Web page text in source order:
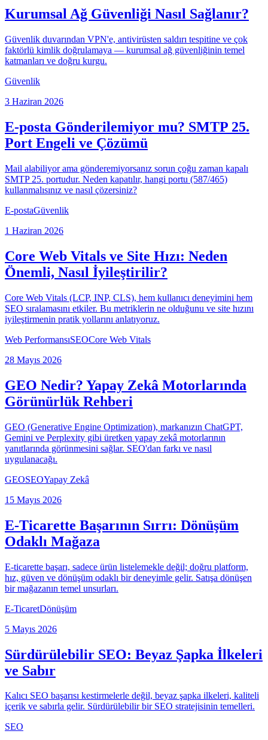
Kurumsal Ağ Güvenliği Nasıl Sağlanır?
Güvenlik duvarından VPN'e, antivirüsten saldırı tespitine ve çok
faktörlü kimlik doğrulamaya — kurumsal ağ güvenliğinin temel
katmanları ve doğru kurgu.
Güvenlik
3 Haziran 2026
E-posta Gönderilemiyor mu? SMTP 25.
Port Engeli ve Çözümü
Mail alabiliyor ama gönderemiyorsanız sorun çoğu zaman kapalı
SMTP 25. portudur. Neden kapatılır, hangi portu (587/465)
kullanmalısınız ve nasıl çözersiniz?
E-postaGüvenlik
1 Haziran 2026
Core Web Vitals ve Site Hızı: Neden
Önemli, Nasıl İyileştirilir?
Core Web Vitals (LCP, INP, CLS), hem kullanıcı deneyimini hem
SEO sıralamasını etkiler. Bu metriklerin ne olduğunu ve site hızını
iyileştirmenin pratik yollarını anlatıyoruz.
Web PerformansıSEOCore Web Vitals
28 Mayıs 2026
GEO Nedir? Yapay Zekâ Motorlarında
Görünürlük Rehberi
GEO (Generative Engine Optimization), markanızın ChatGPT,
Gemini ve Perplexity gibi üretken yapay zekâ motorlarının
yanıtlarında görünmesini sağlar. SEO'dan farkı ve nasıl
uygulanacağı.
GEOSEOYapay Zekâ
15 Mayıs 2026
E-Ticarette Başarının Sırrı: Dönüşüm
Odaklı Mağaza
E-ticarette başarı, sadece ürün listelemekle değil; doğru platform,
hız, güven ve dönüşüm odaklı bir deneyimle gelir. Satışa dönüşen
bir mağazanın temel unsurları.
E-TicaretDönüşüm
5 Mayıs 2026
Sürdürülebilir SEO: Beyaz Şapka İlkeleri
ve Sabır
Kalıcı SEO başarısı kestirmelerle değil, beyaz şapka ilkeleri, kaliteli
içerik ve sabırla gelir. Sürdürülebilir bir SEO stratejisinin temelleri.
SEO